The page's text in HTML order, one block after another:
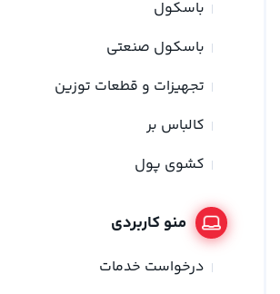
باسکول
باسکول صنعتی
تجهیزات و قطعات توزین
کالباس بر
کشوی پول
منو کاربردی
درخواست خدمات